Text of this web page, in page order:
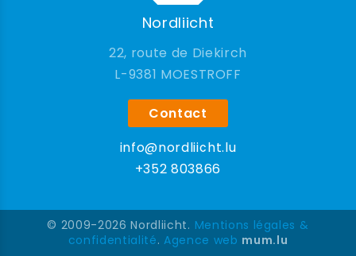
Nordliicht
22, route de Diekirch
9381 MOESTROFF
Contact
info@nordliicht.lu
+352 803866
© 2009-2026 Nordliicht. Mentions légales &
confidentialité. Agence web mum.lu